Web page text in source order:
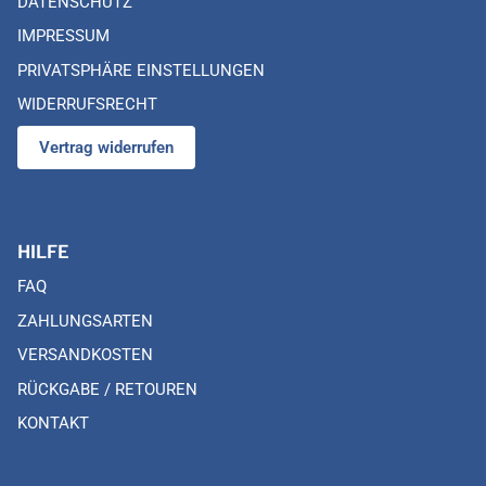
IMPRESSUM
PRIVATSPHÄRE EINSTELLUNGEN
WIDERRUFSRECHT
Vertrag widerrufen
HILFE
FAQ
ZAHLUNGSARTEN
VERSANDKOSTEN
RÜCKGABE / RETOUREN
KONTAKT